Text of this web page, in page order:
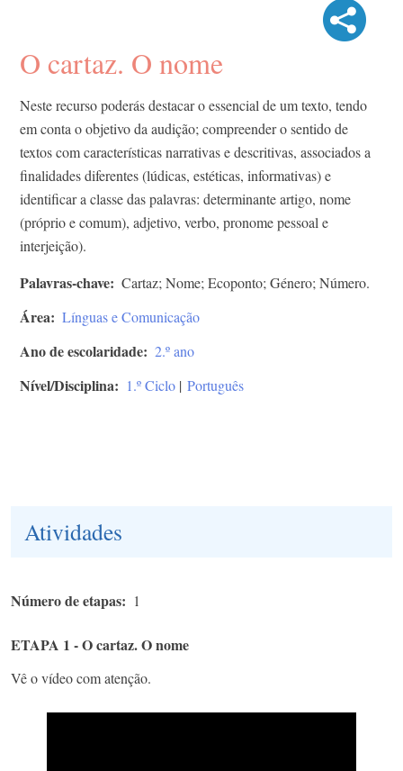
O cartaz. O nome
Neste recurso poderás destacar o essencial de um texto, tendo
em conta o objetivo da audição; compreender o sentido de
textos com características narrativas e descritivas, associados a
finalidades diferentes (lúdicas, estéticas, informativas) e
identificar a classe das palavras: determinante artigo, nome
(próprio e comum), adjetivo, verbo, pronome pessoal e
interjeição).
Palavras-chave Cartaz; Nome; Ecoponto; Género; Número.
Área Línguas e Comunicação
Ano de escolaridade 2.º ano
Nível/Disciplina 1.º Ciclo | Português
Atividades
Número de etapas 1
ETAPA 1 - O cartaz. O nome
Vê o vídeo com atenção.